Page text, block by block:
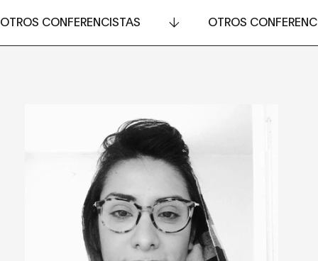
OTROS CONFERENCISTAS OTROS